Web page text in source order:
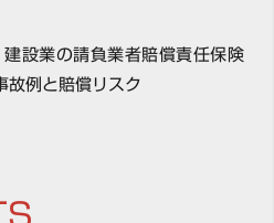
建設業の請負業者賠償責任保険
故例と賠償リスク